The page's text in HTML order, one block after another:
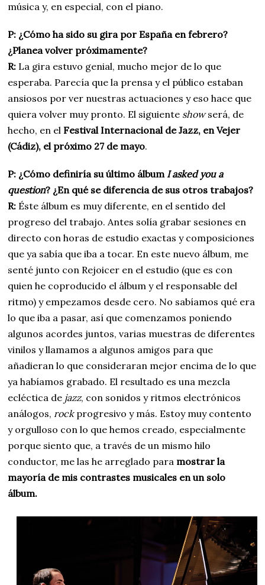
música y, en especial, con el piano.
P: ¿Cómo ha sido su gira por España en febrero?
¿Planea volver próximamente?
R: La gira estuvo genial, mucho mejor de lo que
esperaba. Parecía que la prensa y el público estaban
ansiosos por ver nuestras actuaciones y eso hace que
quiera volver muy pronto. El siguiente showserá, de
hecho, en elFestival Internacional de Jazz, en Vejer
(Cádiz), el próximo 27 de mayo.
P: ¿Cómo definiría su último álbumI asked you a
question? ¿En qué se diferencia de sus otros trabajos?
R: Éste álbum es muy diferente, en el sentido del
progreso del trabajo. Antes solía grabar sesiones en
directo con horas de estudio exactas y composiciones
que ya sabía que iba a tocar. En este nuevo álbum, me
senté junto con Rejoicer en el estudio (que es con
quien he coproducido el álbum y el responsable del
ritmo) y empezamos desde cero. No sabíamos qué era
lo que iba a pasar, así que comenzamos poniendo
algunos acordes juntos, varias muestras de diferentes
vinilos y llamamos a algunos amigos para que
añadieran lo que consideraran mejor encima de lo que
ya habíamos grabado. El resultado es una mezcla
ecléctica de jazz, con sonidos y ritmos electrónicos
análogos,rockprogresivo y más. Estoy muy contento
y orgulloso con lo que hemos creado, especialmente
porque siento que, a través de un mismo hilo
conductor, me las he arreglado para mostrar la
mayoría de mis contrastes musicales en un solo
álbum.